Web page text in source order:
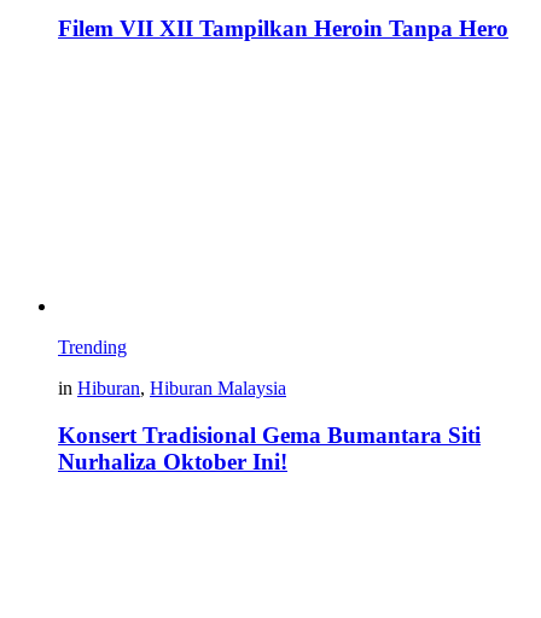
Filem VII XII Tampilkan Heroin Tanpa Hero
Trending
in Hiburan, Hiburan Malaysia
Konsert Tradisional Gema Bumantara Siti
Nurhaliza Oktober Ini!